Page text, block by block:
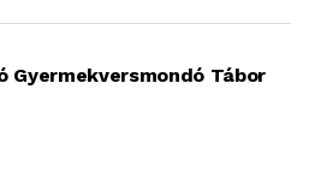
Gyermekversmondó Tábor